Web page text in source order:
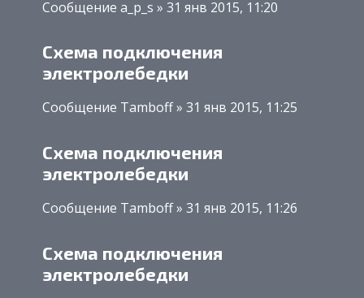
Сообщение a_p_s » 31 янв 2015, 11:20
Схема подключения
электролебедки
Сообщение Tamboff » 31 янв 2015, 11:25
Схема подключения
электролебедки
Сообщение Tamboff » 31 янв 2015, 11:26
Схема подключения
электролебедки